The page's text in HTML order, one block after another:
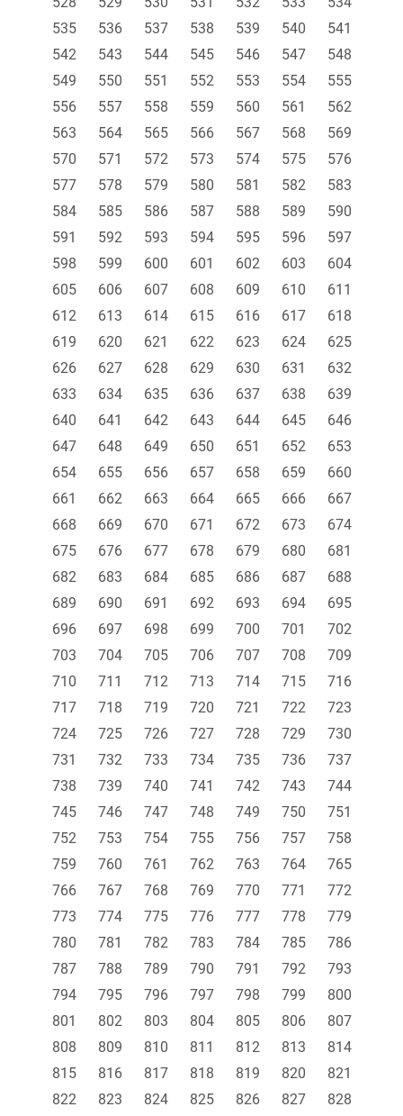
535
536 537 538 539 540
541
542
543 544 545 546 547
548
549
550 551 552 553 554
555
556
557 558 559 560 561
562
563
564 565 566 567 568
569
570
571 572 573 574 575
576
577
578 579 580 581 582
583
584
585 586 587 588 589
590
591
592 593 594 595 596
597
598
599 600 601 602 603
604
605
606 607 608 609 610
611
612
613 614 615 616 617
618
619
620 621 622 623 624
625
626
627 628 629 630 631
632
633
634 635 636 637 638
639
640
641 642 643 644 645
646
647
648 649 650 651 652
653
654
655 656 657 658 659
660
661
662 663 664 665 666
667
668
669 670 671 672 673
674
675
676 677 678 679 680
681
682
683 684 685 686 687
688
689
690 691 692 693 694
695
696
697 698 699 700 701
702
703
704 705 706 707 708
709
710
711 712 713 714 715
716
717
718 719 720 721 722
723
724
725 726 727 728 729
730
731
732 733 734 735 736
737
738
739 740 741 742 743
744
745
746 747 748 749 750
751
752
753 754 755 756 757
758
759
760 761 762 763 764
765
766
767 768 769 770 771
772
773
774 775 776 777 778
779
780
781 782 783 784 785
786
787
788 789 790 791 792
793
794
795 796 797 798 799
800
801
802 803 804 805 806
807
808
809 810 811 812 813
814
815
816 817 818 819 820
821
822
823 824 825 826 827
828